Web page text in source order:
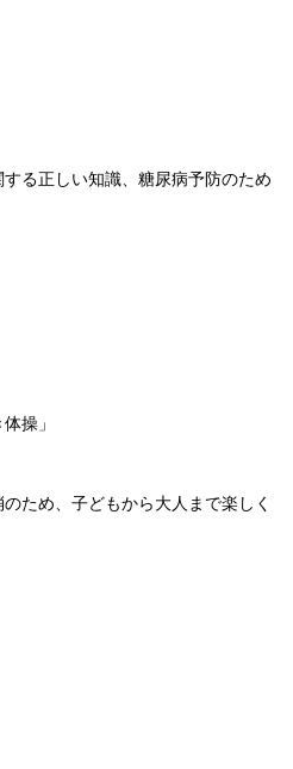
る正しい知識、糖尿病予防のため
操」
ため、子どもから大人まで楽しく